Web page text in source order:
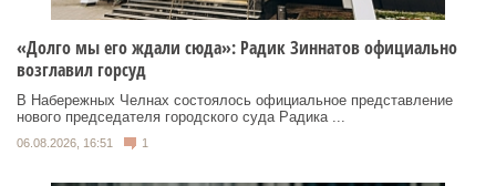
«Долго мы его ждали сюда»: Радик Зиннатов официально
возглавил горсуд
В Набережных Челнах состоялось официальное представление
нового председателя городского суда Радика ...
06.08.2026, 16:51 1